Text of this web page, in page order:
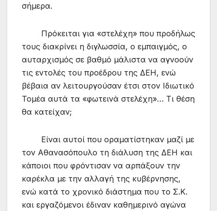
σήμερα.
Πρόκειται για «στελέχη» που προδήλως
τους διακρίνει η διγλωσσία, ο εμπαιγμός, ο
αυταρχισμός σε βαθμό μάλιστα να αγνοούν
τις εντολές του προέδρου της ΔΕΗ, ενώ
βέβαια αν λειτουργούσαν έτσι στον Ιδιωτικό
Τομέα αυτά τα «φωτεινά στελέχη»… Τι θέση
θα κατείχαν;
Είναι αυτοί που οραματίστηκαν μαζί με
τον Αθανασόπουλο τη διάλυση της ΔΕΗ και
κάποιοι που φρόντισαν να αρπάξουν την
καρέκλα με την αλλαγή της κυβέρνησης,
ενώ κατά το χρονικό διάστημα που το Σ.Κ.
και εργαζόμενοι έδιναν καθημερινό αγώνα